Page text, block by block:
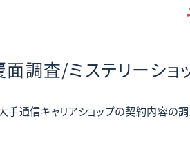
面調査/ミステリーショ
手通信キャリアショップの契約内容の